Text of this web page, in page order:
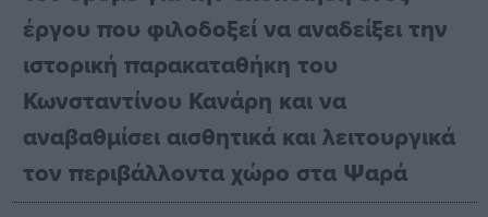
έργου που φιλοδοξεί να αναδείξει την
ιστορική παρακαταθήκη του
Κωνσταντίνου Κανάρη και να
αναβαθμίσει αισθητικά και λειτουργικά
τον περιβάλλοντα χώρο στα Ψαρά